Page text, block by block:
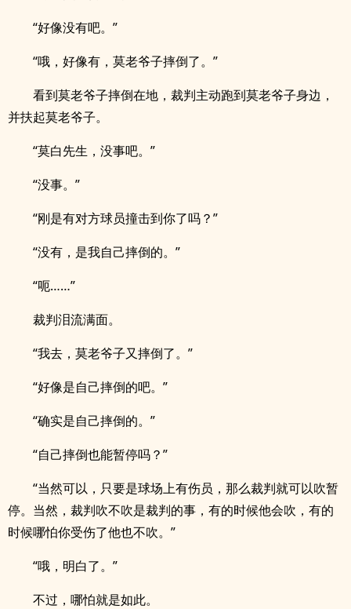
“好像没有吧。”
“哦，好像有，莫老爷子摔倒了。”
看到莫老爷子摔倒在地，裁判主动跑到莫老爷子身边，
并扶起莫老爷子。
“莫白先生，没事吧。”
“没事。”
“刚是有对方球员撞击到你了吗？”
“没有，是我自己摔倒的。”
“呃……”
裁判泪流满面。
“我去，莫老爷子又摔倒了。”
“好像是自己摔倒的吧。”
“确实是自己摔倒的。”
“自己摔倒也能暂停吗？”
“当然可以，只要是球场上有伤员，那么裁判就可以吹暂
停。当然，裁判吹不吹是裁判的事，有的时候他会吹，有的
时候哪怕你受伤了他也不吹。”
“哦，明白了。”
不过，哪怕就是如此。